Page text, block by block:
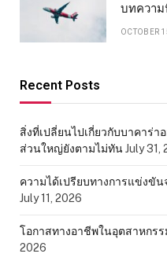
บทควา
OCTOBER
Recent Posts
สิ่งที่เปลี่ยนไปเกี่ยวกับบาคาร่
ส่วนใหญ่ยังตามไม่ทันJuly 31,
ความได้เปรียบทางการแข่งขั
July 11, 2026
โอกาสทางอาชีพในอุตสาหกร
2026